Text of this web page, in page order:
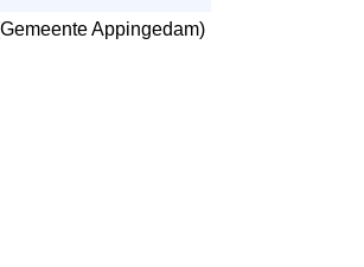
Appingedam)